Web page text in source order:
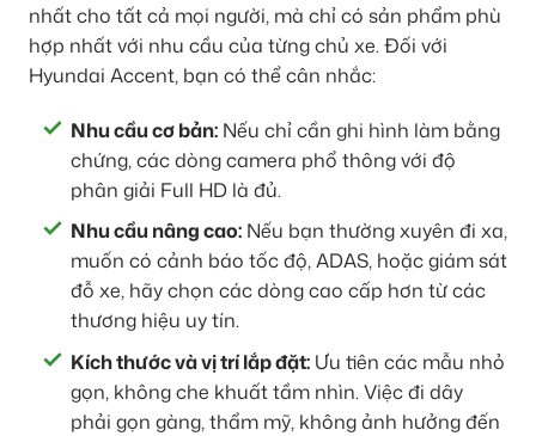
nhất cho tất cả mọi người, mà chỉ có sản phẩm phù
hợp nhất với nhu cầu của từng chủ xe. Đối với
Hyundai Accent, bạn có thể cân nhắc:
Nhu cầu cơ bản: Nếu chỉ cần ghi hình làm bằng
chứng, các dòng camera phổ thông với độ
phân giải Full HD là đủ.
Nhu cầu nâng cao: Nếu bạn thường xuyên đi xa,
muốn có cảnh báo tốc độ, ADAS, hoặc giám sát
đỗ xe, hãy chọn các dòng cao cấp hơn từ các
thương hiệu uy tín.
Kích thước và vị trí lắp đặt: Ưu tiên các mẫu nhỏ
gọn, không che khuất tầm nhìn. Việc đi dây
phải gọn gàng, thẩm mỹ, không ảnh hưởng đến